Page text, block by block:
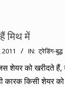
मिथ में
2011 IN: ट्रेडिंग-बुद्ध
शेयर को खरीदते
किसी शेयर को